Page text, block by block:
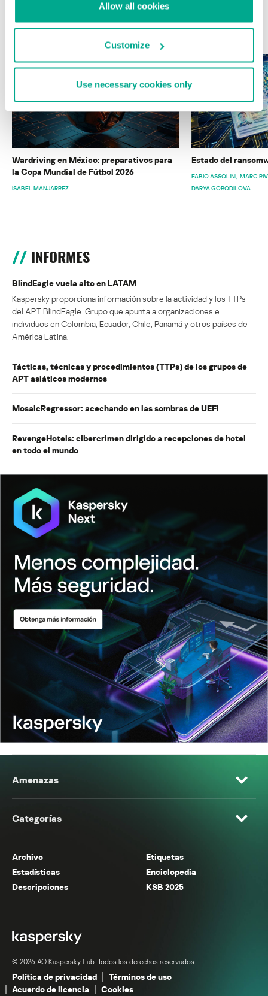
Allow all cookies
Customize
Use necessary cookies only
ÚLTIMAS PUBLICACIONES
Wardriving en México: preparativos para
la Copa Mundial de Fútbol 2026
ISABEL MANJARREZ
Estado del
FABIO ASSOLINI MARC
DARYA GORODILOVA
INFORMES
BlindEagle vuela alto en LATAM
Kaspersky proporciona información sobre la actividad y los TTPs
del APT BlindEagle. Grupo que apunta a organizaciones e
individuos en Colombia, Ecuador, Chile, Panamá y otros países de
América Latina.
Tácticas, técnicas y procedimientos (TTPs) de los grupos de
APT asiáticos modernos
MosaicRegressor: acechando en las sombras de UEFI
RevengeHotels: cibercrimen dirigido a recepciones de hotel
en todo el mundo
Amenazas
Categorías
Archivo
Etiquetas
Estadísticas
Enciclopedia
Descripciones
KSB 2025
© 2026 AO Kaspersky Lab. Todos los derechos reservados.
Política de privacidad
Términos de uso
Acuerdo de licencia
Cookies